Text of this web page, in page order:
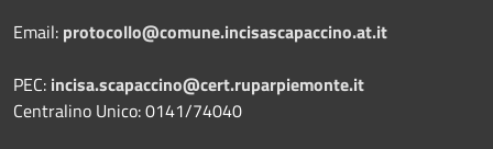
Email: protocollo@comune.incisascapaccino.at.it
PEC: incisa.scapaccino@cert.ruparpiemonte.it
Centralino Unico: 0141/74040